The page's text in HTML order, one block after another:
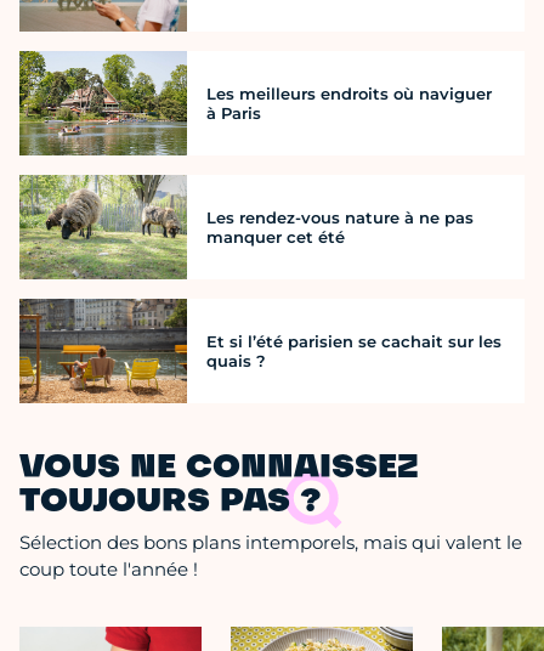
Les meilleurs endroits où naviguer
à Paris
Les rendez-vous nature à ne pas
manquer cet été
Et si l’été parisien se cachait sur les
quais ?
VOUS NE CONNAISSEZ
TOUJOURS PAS ?
Sélection des bons plans intemporels, mais qui valent le
coup toute l'année !